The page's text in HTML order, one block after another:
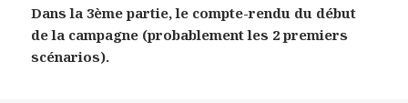
Dans la 3ème partie, le compte-rendu du début
de la campagne (probablement les 2 premiers
scénarios).